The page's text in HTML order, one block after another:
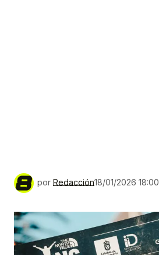
por Redacción18/01/2026 18:00